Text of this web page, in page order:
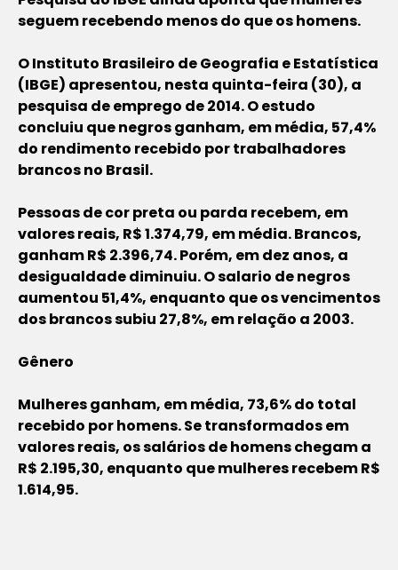
seguem recebendo menos do que os homens.
O Instituto Brasileiro de Geografia e Estatística
(IBGE) apresentou, nesta quinta-feira (30), a
pesquisa de emprego de 2014. O estudo
concluiu que negros ganham, em média, 57,4%
do rendimento recebido por trabalhadores
brancos no Brasil.
Pessoas de cor preta ou parda recebem, em
valores reais, R$ 1.374,79, em média. Brancos,
ganham R$ 2.396,74. Porém, em dez anos, a
desigualdade diminuiu. O salario de negros
aumentou 51,4%, enquanto que os vencimentos
dos brancos subiu 27,8%, em relação a 2003.
Gênero
Mulheres ganham, em média, 73,6% do total
recebido por homens. Se transformados em
valores reais, os salários de homens chegam a
R$ 2.195,30, enquanto que mulheres recebem R$
1.614,95.